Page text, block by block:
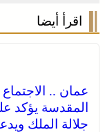
اقرأ أيضا
عمان ..
المقدسة يؤكد
جلالة الملك